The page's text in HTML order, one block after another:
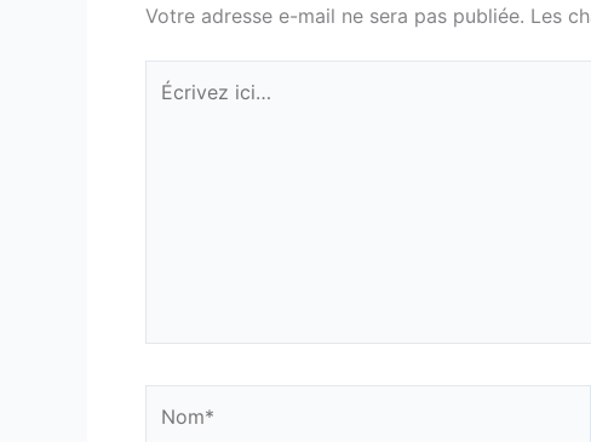
Votre adresse e-mail ne sera pas publiée. Les
Écrivez
ici…